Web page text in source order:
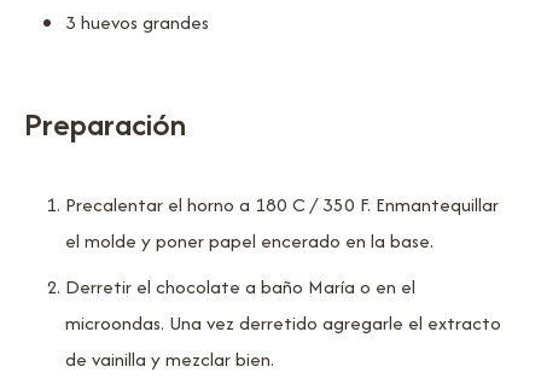
3 huevos grandes
Preparación
Precalentar el horno a 180 C / 350 F. Enmantequillar
el molde y poner papel encerado en la base.
Derretir el chocolate a baño María o en el
microondas. Una vez derretido agregarle el extracto
de vainilla y mezclar bien.